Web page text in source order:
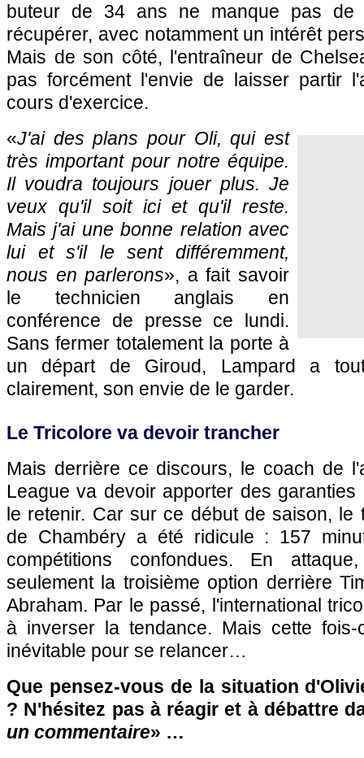
buteur de 34 ans ne manque pas de
récupérer, avec notamment un intérêt
Mais de son côté, l'entraîneur de
pas forcément l'envie de laisser partir
cours d'exercice.
«J'ai des plans pour Oli, qui est
très important pour notre équipe.
Il voudra toujours jouer plus. Je
veux qu'il soit ici et qu'il reste.
Mais j'ai une bonne relation avec
lui et s'il le sent différemment,
nous en parlerons», a fait savoir
le technicien anglais en
conférence de presse ce lundi.
Sans fermer totalement la porte à
un départ de Giroud, Lampard a
clairement, son envie de le garder.
Le Tricolore va devoir trancher
Mais derrière ce discours, le coach de
League va devoir apporter des
le retenir. Car sur ce début de saison, le
de Chambéry a été ridicule : 157
compétitions confondues. En
seulement la troisième option derrière
Abraham. Par le passé, l'international
à inverser la tendance. Mais cette
inévitable pour se relancer…
Que pensez-vous de la situation
? N'hésitez pas à réagir et à débattre
un commentaire» …